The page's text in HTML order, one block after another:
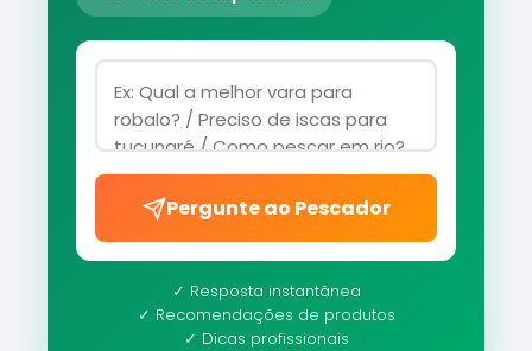
Pergunte ao Pescador
✓ Resposta instantânea
✓ Recomendações de produtos
✓ Dicas profissionais